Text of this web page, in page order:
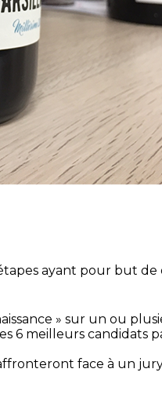
ayant pour but
» sur un ou
6 meilleurs candidats
face à un